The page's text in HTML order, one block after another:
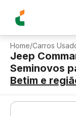
Home/Carros
Jeep
Seminovos
Betim e